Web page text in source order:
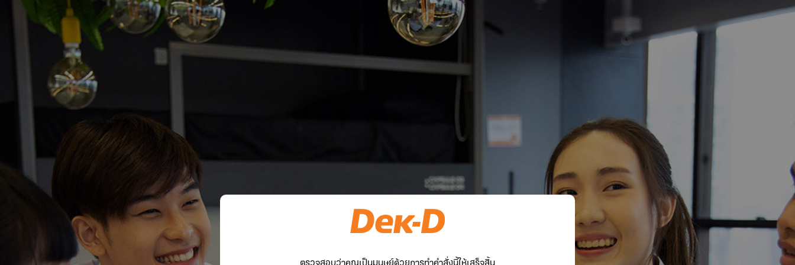
ตรวจสอบว่าคุณเป็นมนุษย์ด้วยการทำคำสั่งนี้ให้เสร็จสิ้น